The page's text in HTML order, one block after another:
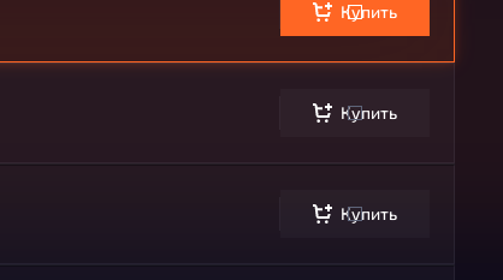
Купить
Купить
Купить